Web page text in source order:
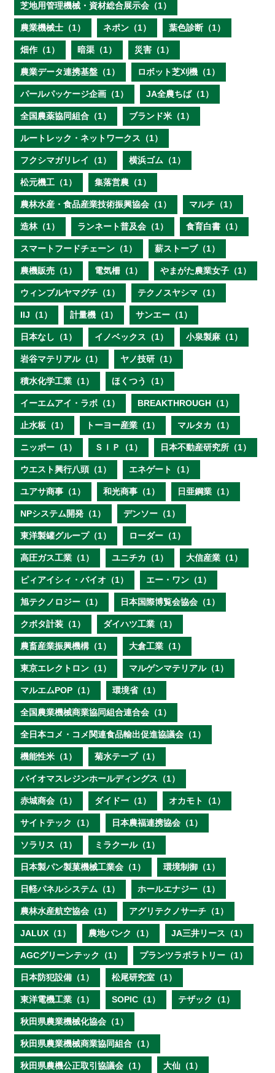
芝地用管理機械・資材総合展示会（1）
農業機械士（1） ネポン（1） 葉色診断（1）
畑作（1） 暗渠（1） 災害（1）
農業データ連携基盤（1） ロボット芝刈機（1）
パールパッケージ企画（1） JA全農ちば（1）
全国農薬協同組合（1） ブランド米（1）
ルートレック・ネットワークス（1）
フクシマガリレイ（1） 横浜ゴム（1）
松元機工（1） 集落営農（1）
農林水産・食品産業技術振興協会（1） マルチ（1）
造林（1） ランネート普及会（1） 食育白書（1）
スマートフードチェーン（1） 薪ストーブ（1）
農機販売（1） 電気柵（1） やまがた農業女子（1）
ウィンブルヤマグチ（1） テクノスヤシマ（1）
IIJ（1） 計量機（1） サンエー（1）
日本なし（1） イノベックス（1） 小泉製麻（1）
岩谷マテリアル（1） ヤノ技研（1）
積水化学工業（1） ほくつう（1）
イーエムアイ・ラボ（1） BREAKTHROUGH（1）
止水板（1） トーヨー産業（1） マルタカ（1）
ニッポー（1） ＳＩＰ（1） 日本不動産研究所（1）
ウエスト興行八頭（1） エネゲート（1）
ユアサ商事（1） 和光商事（1） 日亜鋼業（1）
NPシステム開発（1） デンソー（1）
東洋製罐グループ（1） ローダー（1）
高圧ガス工業（1） ユニチカ（1） 大信産業（1）
ピィアイシィ・バイオ（1） エー・ワン（1）
旭テクノロジー（1） 日本国際博覧会協会（1）
クボタ計装（1） ダイハツ工業（1）
農畜産業振興機構（1） 大倉工業（1）
東京エレクトロン（1） マルゲンマテリアル（1）
マルエムPOP（1） 環境省（1）
全国農業機械商業協同組合連合会（1）
全日本コメ・コメ関連食品輸出促進協議会（1）
機能性米（1） 菊水テープ（1）
バイオマスレジンホールディングス（1）
赤城商会（1） ダイドー（1） オカモト（1）
サイトテック（1） 日本農福連携協会（1）
ソラリス（1） ミラクール（1）
日本製パン製菓機械工業会（1） 環境制御（1）
日軽パネルシステム（1） ホールエナジー（1）
農林水産航空協会（1） アグリテクノサーチ（1）
JALUX（1） 農地バンク（1） JA三井リース（1）
AGCグリーンテック（1） プランツラボラトリー（1）
日本防犯設備（1） 松尾研究室（1）
東洋電機工業（1） SOPIC（1） テザック（1）
秋田県農業機械化協会（1）
秋田県農業機械商業協同組合（1）
秋田県農機公正取引協議会（1） 大仙（1）